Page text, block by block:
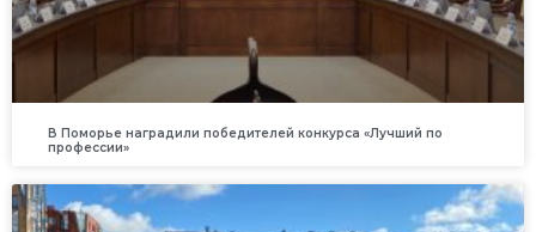
В Поморье наградили победителей конкурса «Лучший по
профессии»